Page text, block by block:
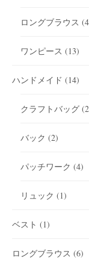
ロングブラウス
ワンピース (13)
ハンドメイド (14)
クラフトバッグ
バック (2)
パッチワーク (4)
リュック (1)
ベスト (1)
ロングブラウス (6)